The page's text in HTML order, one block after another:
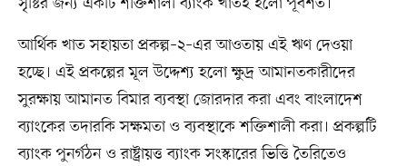
আর্থিক খাত সহায়তা প্রকল্প–২–এর আওতায় এই ঋণ দেওয়া
হচ্ছে। এই প্রকল্পের মূল উদ্দেশ্য হলো ক্ষুদ্র আমানতকারীদের
সুরক্ষায় আমানত বিমার ব্যবস্থা জোরদার করা এবং বাংলাদেশ
ব্যাংকের তদারকি সক্ষমতা ও ব্যবস্থাকে শক্তিশালী করা। প্রকল্পটি
ব্যাংক পুনর্গঠন ও রাষ্ট্রায়ত্ত ব্যাংক সংস্কারের ভিত্তি তৈরিতেও